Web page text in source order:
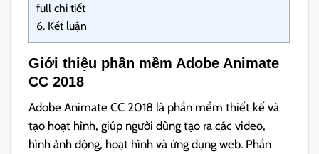
full chi tiết
6. Kết luận
Giới thiệu phần mềm Adobe Animate
CC 2018
Adobe Animate CC 2018 là phần mềm thiết kế và
tạo hoạt hình, giúp người dùng tạo ra các video,
hình ảnh động, hoạt hình và ứng dụng web. Phần